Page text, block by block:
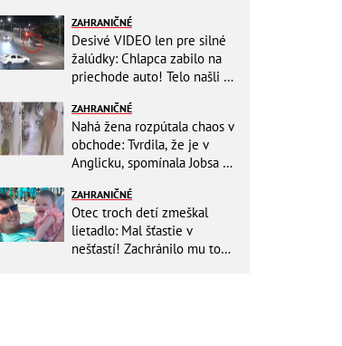
ZAHRANIČNÉ
Desivé VIDEO len pre silné
žalúdky: Chlapca zabilo na
priechode auto! Telo našli o
ZAHRANIČNÉ
Nahá žena rozpútala chaos v
obchode: Tvrdila, že je v
Anglicku, spomínala Jobsa aj
ZAHRANIČNÉ
Otec troch detí zmeškal
lietadlo: Mal šťastie v
nešťastí! Zachránilo mu to